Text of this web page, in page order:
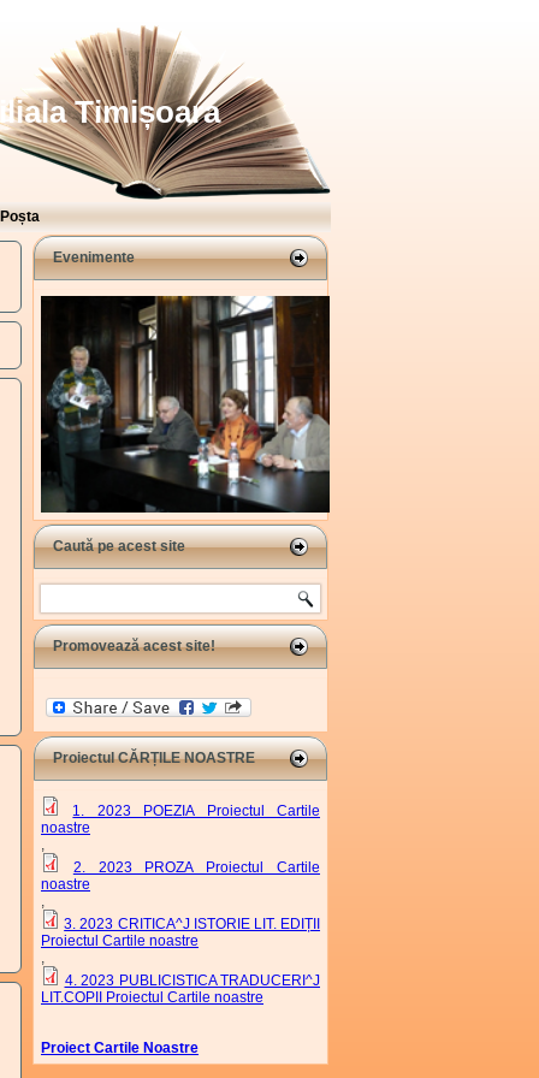
Timișoara
Poșta
Evenimente
Caută pe acest site
Search
Promovează acest site!
Proiectul CĂRȚILE NOASTRE
1. 2023 POEZIA Proiectul Cartile
noastre
,
2. 2023 PROZA Proiectul Cartile
noastre
,
3. 2023 CRITICA^J ISTORIE LIT. EDIȚII
Proiectul Cartile noastre
,
4. 2023 PUBLICISTICA TRADUCERI^J
LIT.COPII Proiectul Cartile noastre
Proiect Cartile Noastre